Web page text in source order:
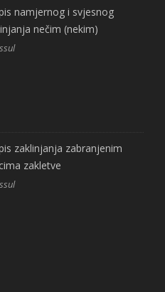
namjernog i svjesnog
nečim (nekim)
zaklinjanja zabranjenim
zakletve